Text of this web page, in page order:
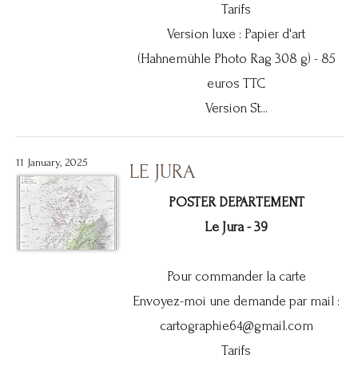
Tarifs
Version luxe : Papier d'art
(Hahnemühle Photo Rag 308 g) - 85
euros TTC
Version St...
11 January, 2025 LE JURA
POSTER DEPARTEMENT
Le Jura - 39
Pour commander la carte
Envoyez-moi une demande par mail :
cartographie64@gmail.com
Tarifs